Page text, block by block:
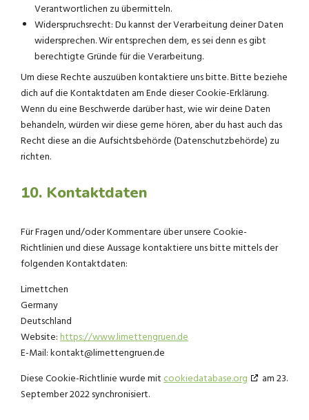
Verantwortlichen zu übermitteln.
Widerspruchsrecht: Du kannst der Verarbeitung deiner Daten
widersprechen. Wir entsprechen dem, es sei denn es gibt
berechtigte Gründe für die Verarbeitung.
Um diese Rechte auszuüben kontaktiere uns bitte. Bitte beziehe
dich auf die Kontaktdaten am Ende dieser Cookie-Erklärung.
Wenn du eine Beschwerde darüber hast, wie wir deine Daten
behandeln, würden wir diese gerne hören, aber du hast auch das
Recht diese an die Aufsichtsbehörde (Datenschutzbehörde) zu
richten.
10. Kontaktdaten
Für Fragen und/oder Kommentare über unsere Cookie-
Richtlinien und diese Aussage kontaktiere uns bitte mittels der
folgenden Kontaktdaten:
Limettchen
Germany
Deutschland
Website:https://www.limettengruen.de
E-Mail:kontakt@limettengruen.de
Diese Cookie-Richtlinie wurde mitcookiedatabase.org
am 23.
September 2022 synchronisiert.